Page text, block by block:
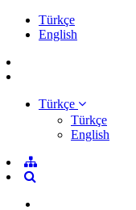
Türkçe
English
Türkçe
Türkçe
English